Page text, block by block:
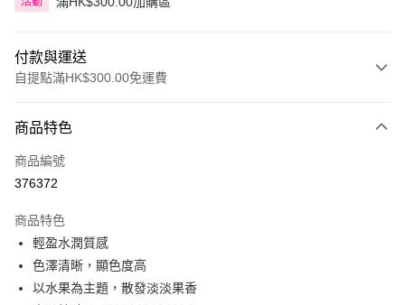
付款與運送
自提點滿HK$300.00免運費
信用卡
Apple Pay
PayMe
WeChat Pay
商品特色
商品編號
376372
商品特色
輕盈水潤質感
色澤清晰，顯色度高
以水果為主題，散發淡淡果香